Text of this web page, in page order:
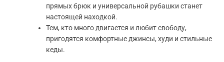
прямых брюк и универсальной рубашки станет
настоящей находкой.
Тем, кто много двигается и любит свободу,
пригодятся комфортные джинсы, худи и стильные
кеды.